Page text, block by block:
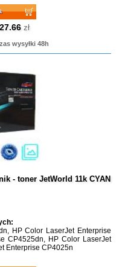
zł
wysyłki 48h
- toner JetWorld 11k CYAN
HP Color LaserJet Enterprise
CP4525dn, HP Color LaserJet
Enterprise CP4025n